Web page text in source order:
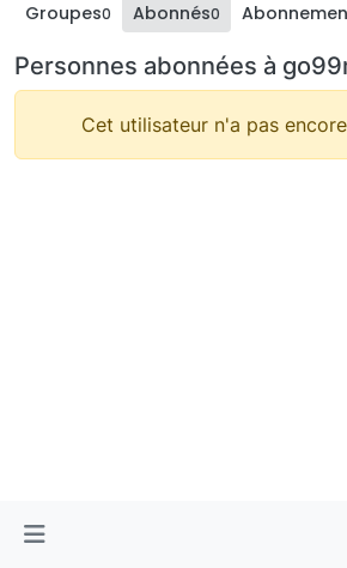
Groupes0 Abonnés0
Personnes abonnées à
Cet utilisateur n'a pas